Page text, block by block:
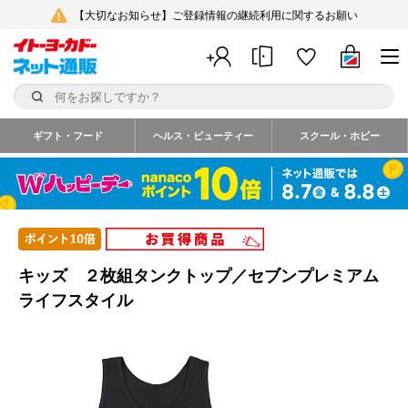
【大切なお知らせ】ご登録情報の継続利用に関するお願い
ギフト・フード ヘルス・ビューティー スクール・ホビー
キッズ ２枚組タンクトップ／セブンプレミアム
ライフスタイル